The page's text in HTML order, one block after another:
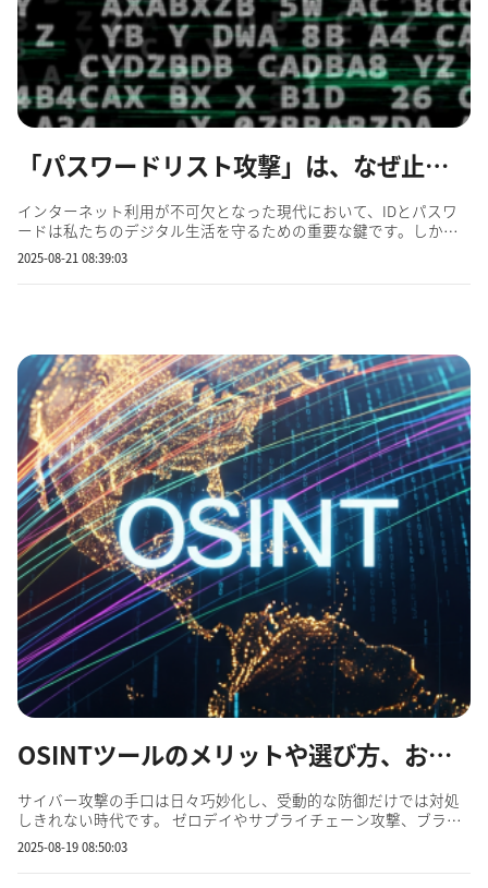
「パスワードリスト攻撃」は、なぜ止まらない？ダークウェブの膨大なデータが燃料に
インターネット利用が不可欠となった現代において、IDとパスワ
ードは私たちのデジタル生活を守るための重要な鍵です。しか
し、残念ながら、この鍵が容易に盗まれ、悪用される「パスワー
ドリスト攻撃」が後を絶ちません。その背景には、過去のデータ
2025-08-21 08:39:03
OSINTツールのメリットや選び方、おすすめ製品まで徹底解説
サイバー攻撃の手口は日々巧妙化し、受動的な防御だけでは対処
しきれない時代です。 ゼロデイやサプライチェーン攻撃、ブラン
ド毀損の兆候を従来の対策では見逃してしまう。そう感じている
情報システム担当者の方も多いのではないでしょうか。 そこで注
2025-08-19 08:50:03